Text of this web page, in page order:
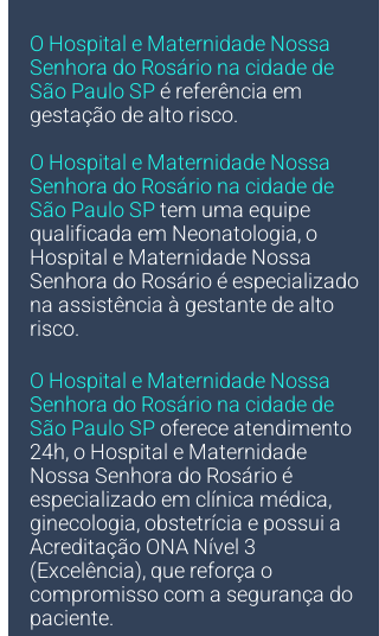
O Hospital e Maternidade Nossa
Senhora do Rosário na cidade de
São Paulo SP é referência em
gestação de alto risco.
O Hospital e Maternidade Nossa
Senhora do Rosário na cidade de
São Paulo SP tem uma equipe
qualificada em Neonatologia, o
Hospital e Maternidade Nossa
Senhora do Rosário é especializado
na assistência à gestante de alto
risco.
O Hospital e Maternidade Nossa
Senhora do Rosário na cidade de
São Paulo SP oferece atendimento
24h, oHospital e Maternidade
Nossa Senhora do Rosário é
especializado em clínica médica,
ginecologia, obstetrícia e possui a
Acreditação ONA Nível 3
(Excelência), que reforça o
compromisso com a segurança do
paciente.